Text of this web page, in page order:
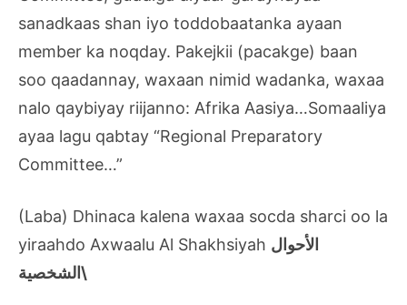
sanadkaas shan iyo toddobaatanka ayaan
member ka noqday. Pakejkii (pacakge) baan
soo qaadannay, waxaan nimid wadanka, waxaa
nalo qaybiyay riijanno: Afrika Aasiya…Somaaliya
ayaa lagu qabtay “Regional Preparatory
Committee…”
(Laba) Dhinaca kalena waxaa socda sharci oo la
yiraahdo Axwaalu Al Shakhsiyah الأحوال
الشخصية\